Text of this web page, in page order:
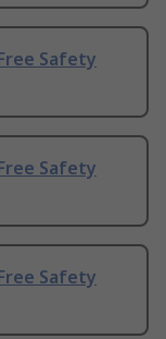
Safety
Safety
Safety